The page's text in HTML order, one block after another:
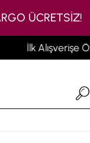
ÜCRETSİZ!
İlk Alışverişe